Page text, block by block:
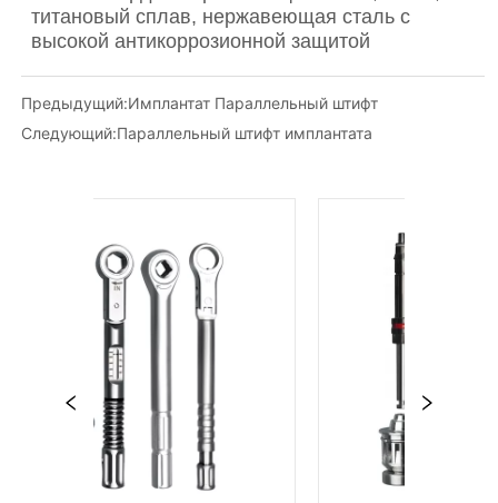
Предыдущий:Имплантат Параллельный штифт
Следующий:Параллельный штифт имплантата